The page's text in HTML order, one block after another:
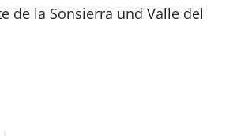
de la Sonsierra und Valle del